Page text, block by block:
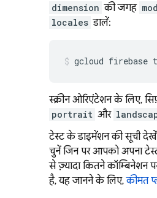
dimension की जगह
locales डालें:
gcloud firebase
स्क्रीन ओरिएंटेशन के लिए,
portrait और
टेस्ट के डाइमेंशन की सूची
चुनें जिन पर आपको अपना
से ज़्यादा कितने कॉम्बिनेशन
है, यह जानने के लिए,कीमत